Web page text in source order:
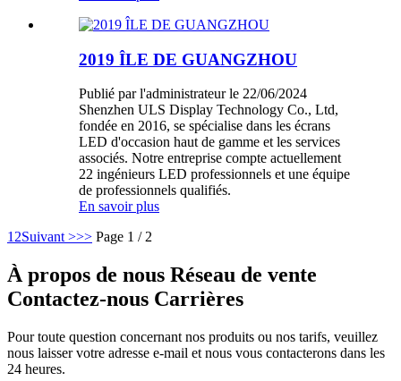
2019 ÎLE DE GUANGZHOU
Publié par l'administrateur le 22/06/2024
Shenzhen ULS Display Technology Co., Ltd,
fondée en 2016, se spécialise dans les écrans
LED d'occasion haut de gamme et les services
associés. Notre entreprise compte actuellement
22 ingénieurs LED professionnels et une équipe
de professionnels qualifiés.
En savoir plus
1 2Suivant >>> Page 1 / 2
À propos de nous Réseau de vente
Contactez-nous Carrières
Pour toute question concernant nos produits ou nos tarifs, veuillez
nous laisser votre adresse e-mail et nous vous contacterons dans les
24 heures.